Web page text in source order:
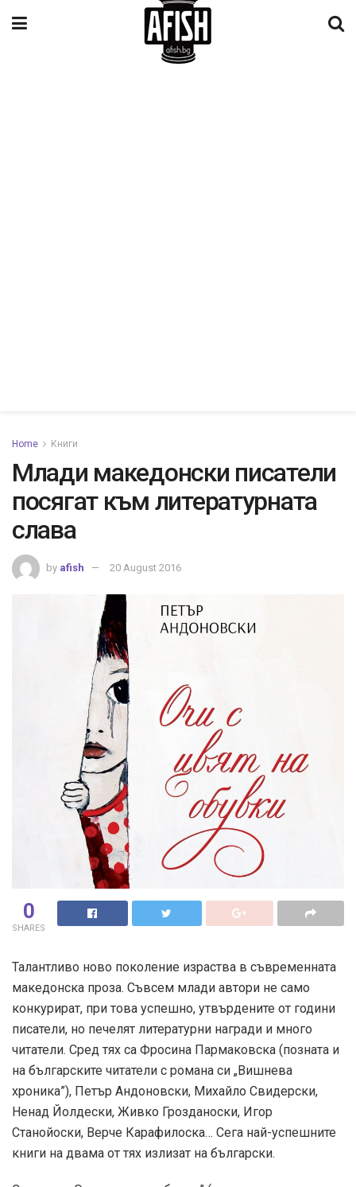
Home Книги
Млади македонски писатели
посягат към литературната
слава
by afish 20 August 2016
0
SHARES
Талантливо ново поколение израства в съвременната
македонска проза. Съвсем млади автори не само
конкурират, при това успешно, утвърдените от години
писатели, но печелят литературни награди и много
читатели. Сред тях са Фросина Пармаковска (позната и
на българските читатели с романа си „Вишнева
хроника”), Петър Андоновски, Михайло Свидерски,
Ненад Йолдески, Живко Грозданоски, Игор
Станойоски, Верче Карафилоска… Сега най-успешните
книги на двама от тях излизат на български.